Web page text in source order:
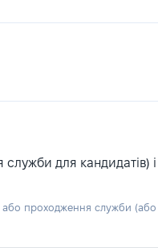
для кандидатів) і
проходження служби